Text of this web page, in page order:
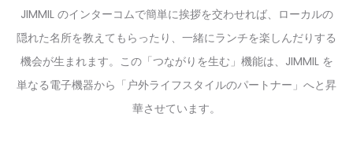
JIMMIL のインターコムで簡単に挨拶を交わせれば、ローカルの
隠れた名所を教えてもらったり、一緒にランチを楽しんだりする
機会が生まれます。この「つながりを生む」機能は、JIMMIL を
単なる電子機器から「户外ライフスタイルのパートナー」へと昇
華させています。